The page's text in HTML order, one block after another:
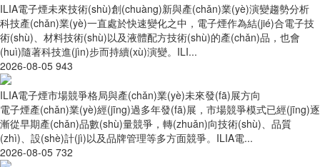
ILIA電子煙未來技術(shù)創(chuàng)新與產(chǎn)業(yè)演變趨勢分析
科技產(chǎn)業(yè)一直處於快速變化之中，電子煙作為結(jié)合電子技
術(shù)、材料技術(shù)以及液體配方技術(shù)的產(chǎn)品，也會
(huì)隨著科技進(jìn)步而持續(xù)演變。ILI...
2026-08-05 943
ILIA電子煙市場競爭格局與產(chǎn)業(yè)未來發(fā)展方向
電子煙產(chǎn)業(yè)經(jīng)過多年發(fā)展，市場競爭模式已經(jīng)逐
漸從早期產(chǎn)品數(shù)量競爭，轉(zhuǎn)向技術(shù)、品質
(zhì)、設(shè)計(jì)以及品牌管理等多方面競爭。ILIA電...
2026-08-05 732